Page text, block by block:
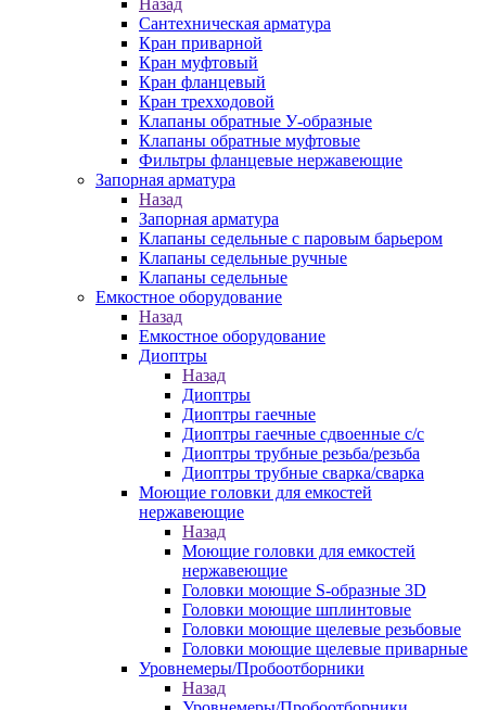
Назад
Сантехническая арматура
Кран приварной
Кран муфтовый
Кран фланцевый
Кран трехходовой
Клапаны обратные У-образные
Клапаны обратные муфтовые
Фильтры фланцевые нержавеющие
Запорная арматура
Назад
Запорная арматура
Клапаны седельные с паровым барьером
Клапаны седельные ручные
Клапаны седельные
Емкостное оборудование
Назад
Емкостное оборудование
Диоптры
Назад
Диоптры
Диоптры гаечные
Диоптры гаечные сдвоенные c/c
Диоптры трубные резьба/резьба
Диоптры трубные сварка/сварка
Моющие головки для емкостей
нержавеющие
Назад
Моющие головки для емкостей
нержавеющие
Головки моющие S-образные 3D
Головки моющие шплинтовые
Головки моющие щелевые резьбовые
Головки моющие щелевые приварные
Уровнемеры/Пробоотборники
Назад